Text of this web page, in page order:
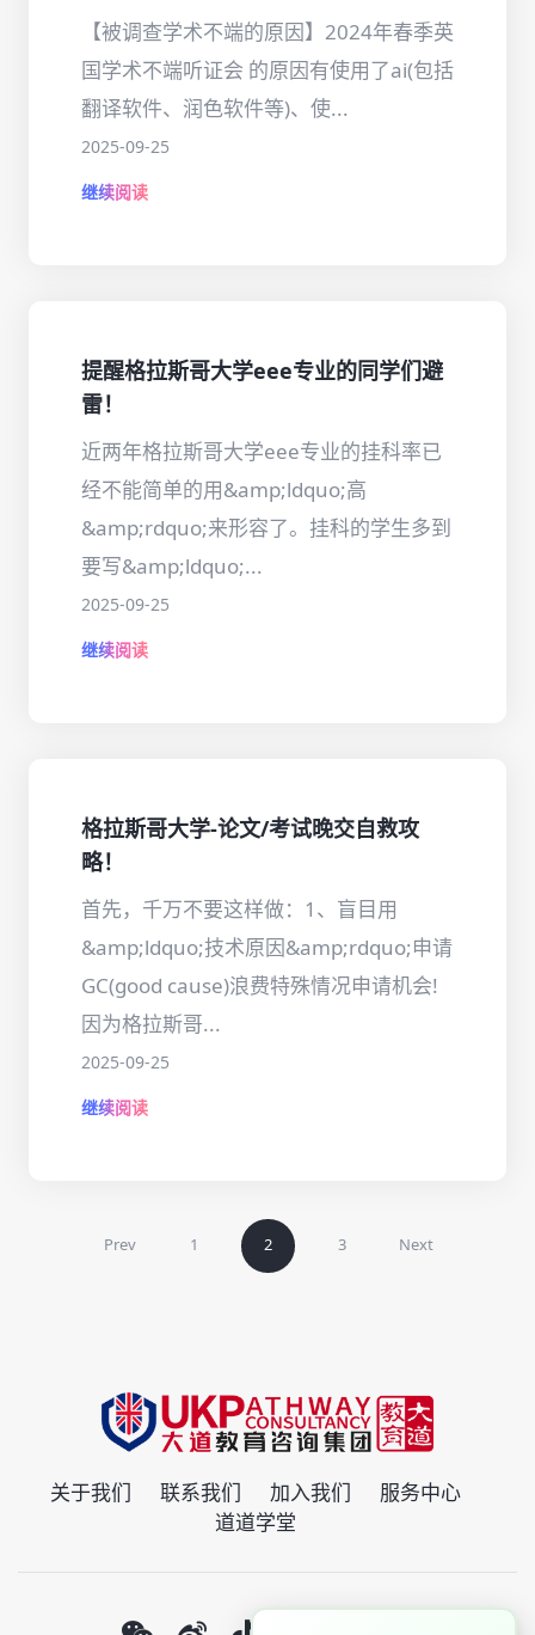
【被调查学术不端的原因】2024年春季英
国学术不端听证会 的原因有使用了ai(包括
翻译软件、润色软件等)、使...
2025-09-25
继续阅读
提醒格拉斯哥大学eee专业的同学们避
雷！
近两年格拉斯哥大学eee专业的挂科率已
经不能简单的用&amp;ldquo;高
&amp;rdquo;来形容了。挂科的学生多到
要写&amp;ldquo;...
2025-09-25
继续阅读
格拉斯哥大学-论文/考试晚交自救攻
略！
首先，千万不要这样做：1、盲目用
&amp;ldquo;技术原因&amp;rdquo;申请
GC(good cause)浪费特殊情况申请机会!
因为格拉斯哥...
2025-09-25
继续阅读
Prev 1 2 3 Next
关于我们 联系我们 加入我们
服务中心
道道学堂